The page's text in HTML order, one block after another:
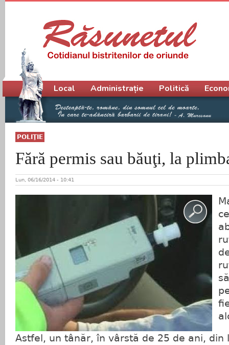
POLIŢIE
Fără permis sau băuţi, la
Lun, 06/16/2014 - 10:41
Astfel, un tânăr, în vârstă de 25 de ani, din
Meniu principal
Local Administrație Politică